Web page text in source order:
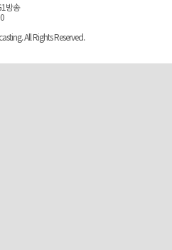
방송
All Rights Reserved.